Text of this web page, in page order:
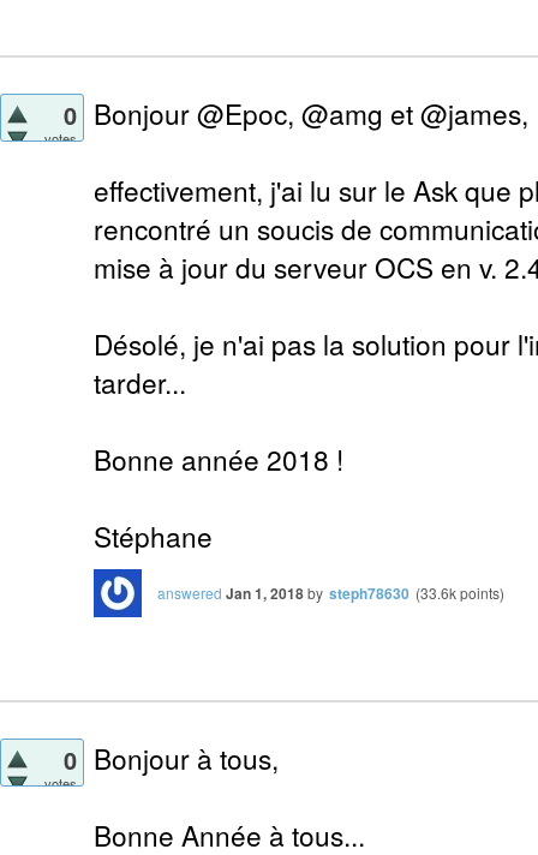
0
votes
Bonjour @Epoc, @amg et @james,
effectivement, j'ai lu sur le Ask que
rencontré un soucis de
mise à jour du serveur OCS en v.
Désolé, je n'ai pas la solution pour
tarder...
Bonne année 2018 !
Stéphane
answered Jan 1, 2018by steph78630 (33.6kpoints)
0
votes
Bonjour à tous,
Bonne Année à tous...